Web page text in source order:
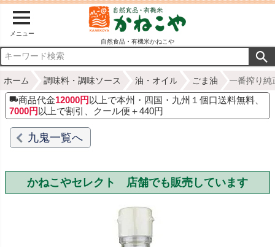
メニュー
自然食品・有機米かねこや
ホーム 調味料・調味ソース 油・オイル ごま油 一番搾り純
商品代金12000円 以上で本州・四国・九州１個口送料無料、
7000円 以上で割引、クール便＋440円
九鬼一覧へ
かねこやセレクト 店舗でも販売しています